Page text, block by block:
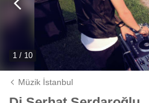
1 / 10
Müzik İstanbul